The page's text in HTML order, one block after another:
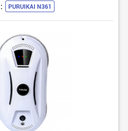
PURUIKAI N361